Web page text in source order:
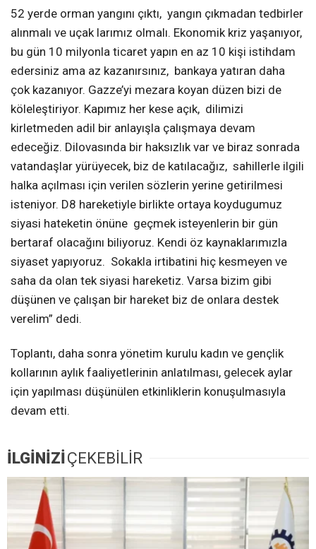
52 yerde orman yangını çıktı, yangın çıkmadan tedbirler
alınmalı ve uçak larımız olmalı. Ekonomik kriz yaşanıyor,
bu gün 10 milyonla ticaret yapın en az 10 kişi istihdam
edersiniz ama az kazanırsınız, bankaya yatıran daha
çok kazanıyor. Gazze’yi mezara koyan düzen bizi de
köleleştiriyor. Kapımız her kese açık, dilimizi
kirletmeden adil bir anlayışla çalışmaya devam
edeceğiz. Dilovasında bir haksızlık var ve biraz sonrada
vatandaşlar yürüyecek, biz de katılacağız, sahillerle ilgili
halka açılması için verilen sözlerin yerine getirilmesi
isteniyor. D8 hareketiyle birlikte ortaya koydugumuz
siyasi hateketin önüne geçmek isteyenlerin bir gün
bertaraf olacağını biliyoruz. Kendi öz kaynaklarımızla
siyaset yapıyoruz. Sokakla irtibatini hiç kesmeyen ve
saha da olan tek siyasi hareketiz. Varsa bizim gibi
düşünen ve çalışan bir hareket biz de onlara destek
verelim” dedi.
Toplantı, daha sonra yönetim kurulu kadın ve gençlik
kollarının aylık faaliyetlerinin anlatılması, gelecek aylar
için yapılması düşünülen etkinliklerin konuşulmasıyla
devam etti.
İLGİNİZİÇEKEBİLİR